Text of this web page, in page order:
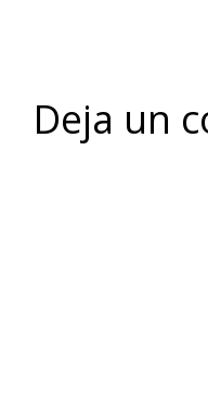
Deja un